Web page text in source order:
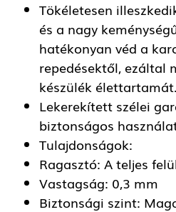
Tökéletesen
és a nagy
hatékonyan véd a
repedésektől, ezáltal
készülék élettartamát.
Lekerekített szélei
biztonságos
Tulajdonságok:
Ragasztó: A teljes
Vastagság: 0,3 mm
Biztonsági szint: